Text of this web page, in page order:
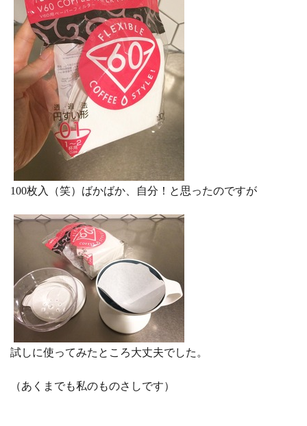
100枚入（笑）ばかばか、自分！と思ったのですが
試しに使ってみたところ大丈夫でした。
（あくまでも私のものさしです）